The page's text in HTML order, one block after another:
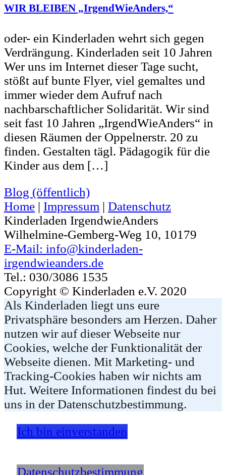
WIR BLEIBEN „IrgendWieAnders,“
oder- ein Kinderladen wehrt sich gegen
Verdrängung. Kinderladen seit 10 Jahren
Wer uns im Internet dieser Tage sucht,
stößt auf bunte Flyer, viel gemaltes und
immer wieder dem Aufruf nach
nachbarschaftlicher Solidarität. Wir sind
seit fast 10 Jahren „IrgendWieAnders“ in
diesen Räumen der Oppelnerstr. 20 zu
finden. Gestalten tägl. Pädagogik für die
Kinder aus dem […]
Blog (öffentlich)
Home | Impressum | Datenschutz
Kinderladen IrgendwieAnders
Wilhelmine-Gemberg-Weg 10, 10179
E-Mail: info@kinderladen-
irgendwieanders.de
Tel.: 030/3086 1535
Copyright © Kinderladen e.V. 2020
Als Kinderladen liegt uns eure
Privatsphäre besonders am Herzen. Daher
nutzen wir auf dieser Webseite nur
Cookies, welche der Funktionalität der
Webseite dienen. Mit Marketing- und
Tracking-Cookies haben wir nichts am
Hut. Weitere Informationen findest du bei
uns in der Datenschutzbestimmung.
Ich bin einverstanden
Datenschutzbestimmung